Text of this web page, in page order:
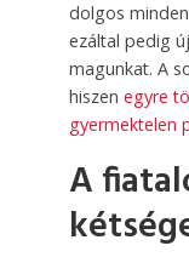
dolgos
ezáltal pedig
magunkat. A
hiszen egyre
gyermektelen
A